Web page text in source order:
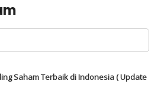
Saham Terbaik di Indonesia ( Update